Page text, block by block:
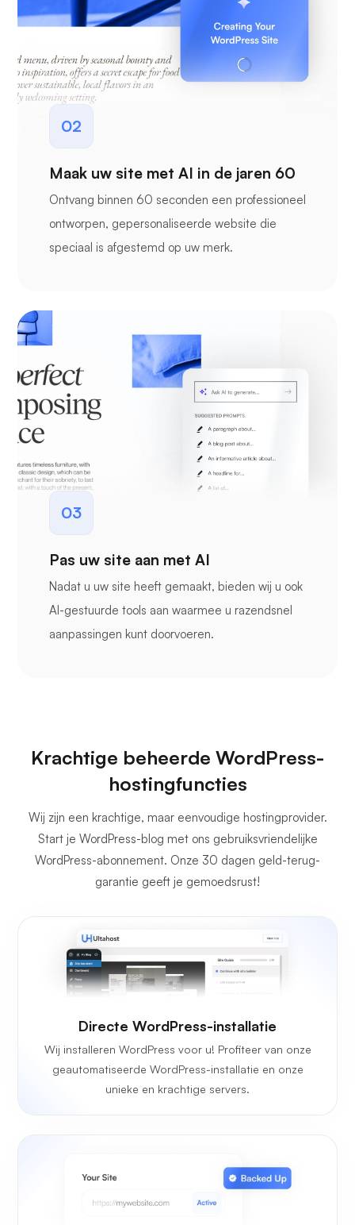
02
Maak uw site met AI in de jaren 60
Ontvang binnen 60 seconden een professioneel
ontworpen, gepersonaliseerde website die
speciaal is afgestemd op uw merk.
03
Pas uw site aan met AI
Nadat u uw site heeft gemaakt, bieden wij u ook
AI-gestuurde tools aan waarmee u razendsnel
aanpassingen kunt doorvoeren.
Krachtige beheerde WordPress-
hostingfuncties
Wij zijn een krachtige, maar eenvoudige hostingprovider.
Start je WordPress-blog met ons gebruiksvriendelijke
WordPress-abonnement. Onze 30 dagen geld-terug-
garantie geeft je gemoedsrust!
Directe WordPress-installatie
Wij installeren WordPress voor u! Profiteer van onze
geautomatiseerde WordPress-installatie en onze
unieke en krachtige servers.